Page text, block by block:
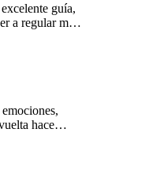
guía,
a regular mis
ahora
una luz en
hace
ayuda a ver
al mundo. Es